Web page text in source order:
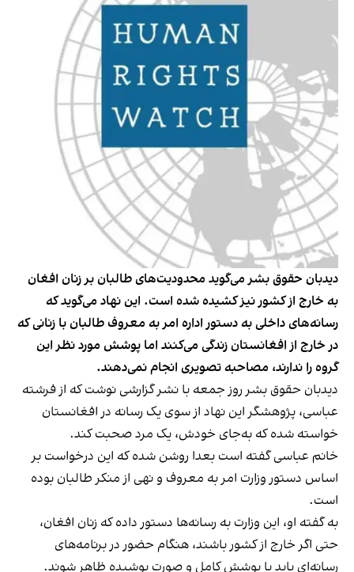
دیدبان حقوق بشر می‌گوید محدودیت‌های طالبان بر زنان افغان
به خارج از کشور نیز کشیده شده است. این نهاد می‌گوید که
رسانه‌های داخلی به دستور اداره امر به معروف طالبان با زنانی که
در خارج از افغانستان زندگی می‌کنند اما پوشش مورد نظر این
گروه را ندارند، مصاحبه تصویری انجام نمی‌دهند.
دیدبان حقوق بشر روز جمعه با نشر گزارشی نوشت که از فرشته
عباسی، پژوهشگر این نهاد از سوی یک رسانه در افغانستان
خواسته شده که به‌جای خودش، یک مرد صحبت کند.
خانم عباسی گفته است بعدا روشن شده که این درخواست بر
اساس دستور وزارت امر به معروف و نهی از منکر طالبان بوده
است.
به گفته او، این وزارت به رسانه‌ها دستور داده که زنان افغان،
حتی اگر خارج از کشور باشند، هنگام حضور در برنامه‌های
رسانه‌ای باید با پوشش کامل و صورت پوشیده ظاهر شوند.